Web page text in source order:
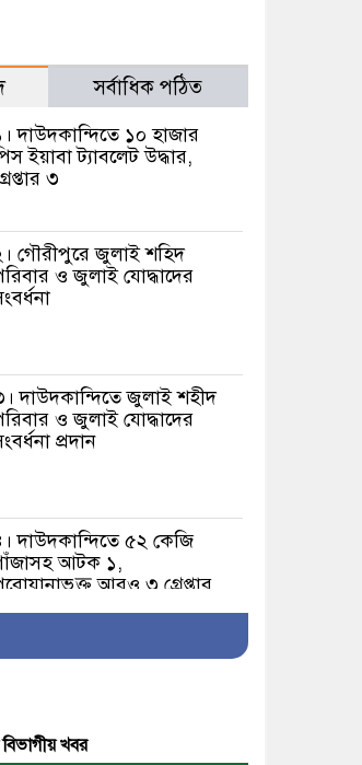
সর্বাধিক পঠিত
দাউদকান্দিতে ১০ হাজার
ইয়াবা ট্যাবলেট উদ্ধার,
৩
গৌরীপুরে জুলাই শহিদ
ও জুলাই যোদ্ধাদের
দাউদকান্দিতে জুলাই শহীদ
ও জুলাই যোদ্ধাদের
প্রদান
দাউদকান্দিতে ৫২ কেজি
আটক ১,
আরও ৩ গ্রেপ্তার
খবর